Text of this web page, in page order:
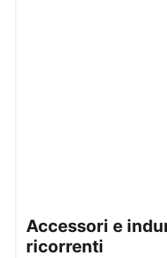
Accessori e indumenti
ricorrenti